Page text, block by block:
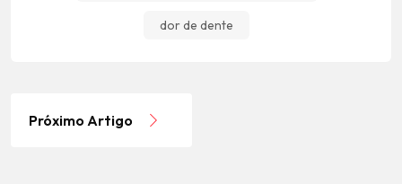
dor de dente
Próximo Artigo